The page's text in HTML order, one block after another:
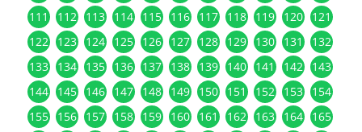
111 112 113 114 115 116 117 118 119 120 121
122 123 124 125 126 127 128 129 130 131 132
133 134 135 136 137 138 139 140 141 142 143
144 145 146 147 148 149 150 151 152 153 154
155 156 157 158 159 160 161 162 163 164 165